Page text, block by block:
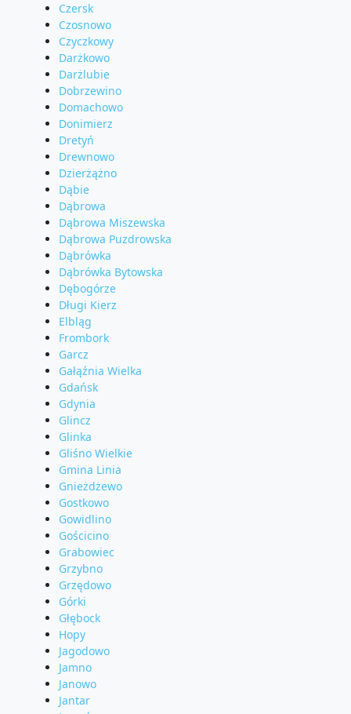
Czersk
Czosnowo
Czyczkowy
Darżkowo
Darżlubie
Dobrzewino
Domachowo
Donimierz
Dretyń
Drewnowo
Dzierżążno
Dąbie
Dąbrowa
Dąbrowa Miszewska
Dąbrowa Puzdrowska
Dąbrówka
Dąbrówka Bytowska
Dębogórze
Długi Kierz
Elbląg
Frombork
Garcz
Gałąźnia Wielka
Gdańsk
Gdynia
Glincz
Glinka
Gliśno Wielkie
Gmina Linia
Gnieżdżewo
Gostkowo
Gowidlino
Gościcino
Grabowiec
Grzybno
Grzędowo
Górki
Głębock
Hopy
Jagodowo
Jamno
Janowo
Jantar